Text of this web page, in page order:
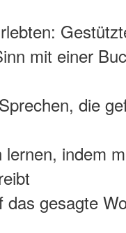
mit einer
die
indem
das gesagte